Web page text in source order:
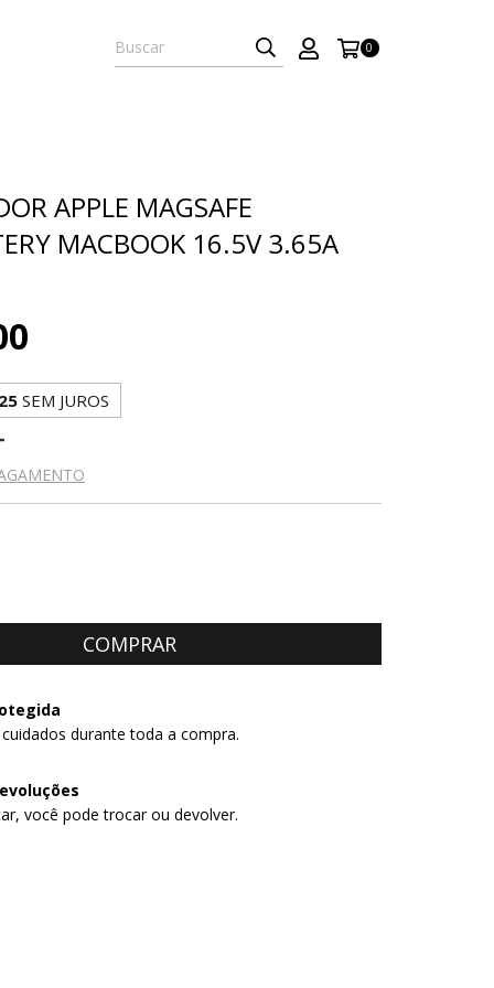
0
APPLE MAGSAFE
MACBOOK 16.5V 3.65A
SEM JUROS
durante toda a compra.
você pode trocar ou devolver.